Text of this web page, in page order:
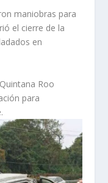
maniobras para
el cierre de la
en
Roo
para